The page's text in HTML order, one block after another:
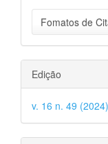
Fomatos de
Edição
v. 16 n. 49